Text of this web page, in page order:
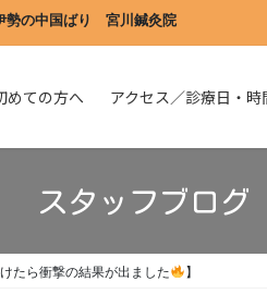
の中国ばり　宮川鍼灸院
めての方へ アクセス／診療日・時
スタッフブログ
たら衝撃の結果が出ました 】